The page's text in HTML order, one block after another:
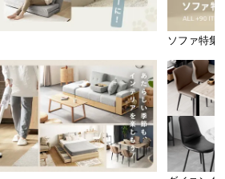
ソファ特集